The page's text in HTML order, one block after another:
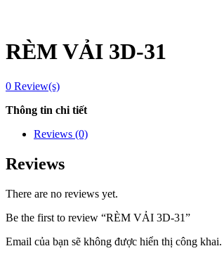
RÈM VẢI 3D-31
0 Review(s)
Thông tin chi tiết
Reviews (0)
Reviews
There are no reviews yet.
Be the first to review “RÈM VẢI 3D-31”
Email của bạn sẽ không được hiển thị công khai.